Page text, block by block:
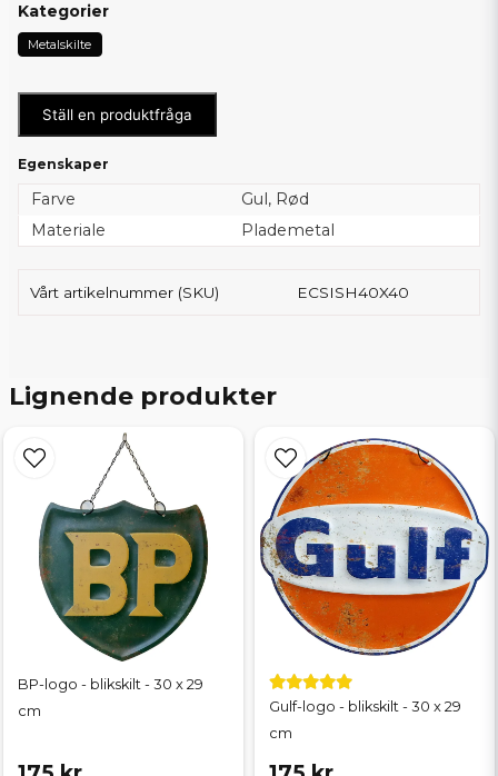
Kategorier
Metalskilte
Ställ en produktfråga
Egenskaper
Farve
Gul, Rød
Materiale
Plademetal
Vårt artikelnummer (SKU) ECSISH40X40
Lignende produkter
BP-logo - blikskilt - 30 x 29
cm
Gulf-logo - blikskilt - 30 x 29
cm